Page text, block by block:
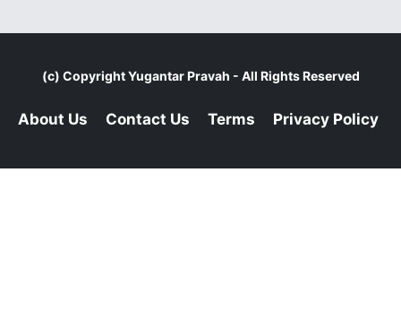
(c) CopyrightYugantar Pravah - All Rights Reserved
About Us Contact Us Terms Privacy Policy